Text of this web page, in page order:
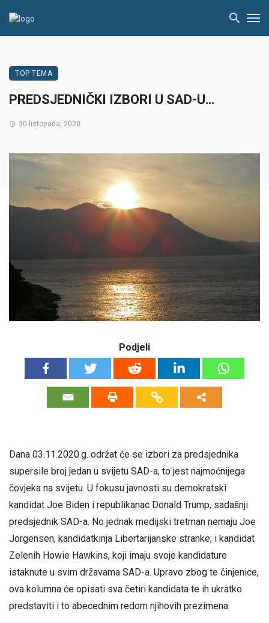
TOP TEMA
PREDSJEDNIČKI IZBORI U SAD-U…
30 listopada, 2020
Podjeli
Dana 03.11.2020.g. održat će se izbori za predsjednika
supersile broj jedan u svijetu SAD-a, to jest najmoćnijega
čovjeka na svijetu. U fokusu javnosti su demokratski
kandidat Joe Biden i republikanac Donald Trump, sadašnji
predsjednik SAD-a. No jednak medijski tretman nemaju Joe
Jorgensen, kandidatkinja Libertarijanske stranke; i kandidat
Zelenih Howie Hawkins, koji imaju svoje kandidature
istaknute u svim državama SAD-a. Upravo zbog te činjenice,
ova kolumna će opisati sva četiri kandidata te ih ukratko
predstaviti i to abecednim redom njihovih prezimena.